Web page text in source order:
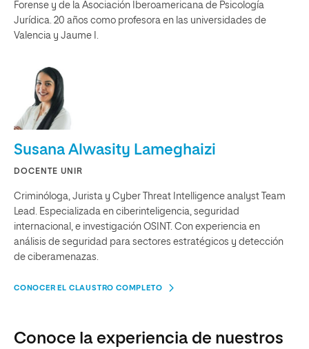
Forense y de la Asociación Iberoamericana de Psicología
Jurídica. 20 años como profesora en las universidades de
Valencia y Jaume I.
Susana Alwasity Lameghaizi
DOCENTE UNIR
Criminóloga, Jurista y Cyber Threat Intelligence analyst Team
Lead. Especializada en ciberinteligencia, seguridad
internacional, e investigación OSINT. Con experiencia en
análisis de seguridad para sectores estratégicos y detección
de ciberamenazas.
CONOCER EL CLAUSTRO COMPLETO
Conoce la experiencia de nuestros